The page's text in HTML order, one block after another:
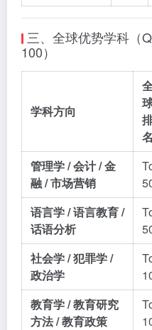
三、全球优势学科（
100）
学科方向
名
管理学 / 会计 / 金
融 / 市场营销
语言学 / 语言教育 /
话语分析
社会学 / 犯罪学 /
政治学
教育学 / 教育研究
方法 / 教育政策